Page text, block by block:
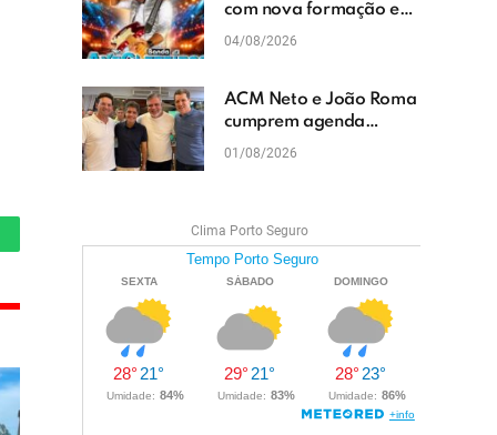
com nova formação e
promete agitar os
04/08/2026
ACM Neto e João Roma
cumprem agenda
política em Teixeira de
01/08/2026
Clima Porto Seguro